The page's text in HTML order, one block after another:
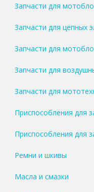
Запчасти для
Запчасти для цепных
Запчасти для
Запчасти для
Запчасти для
Приспособления для
Приспособления для
Ремни и шкивы
Масла и смазки